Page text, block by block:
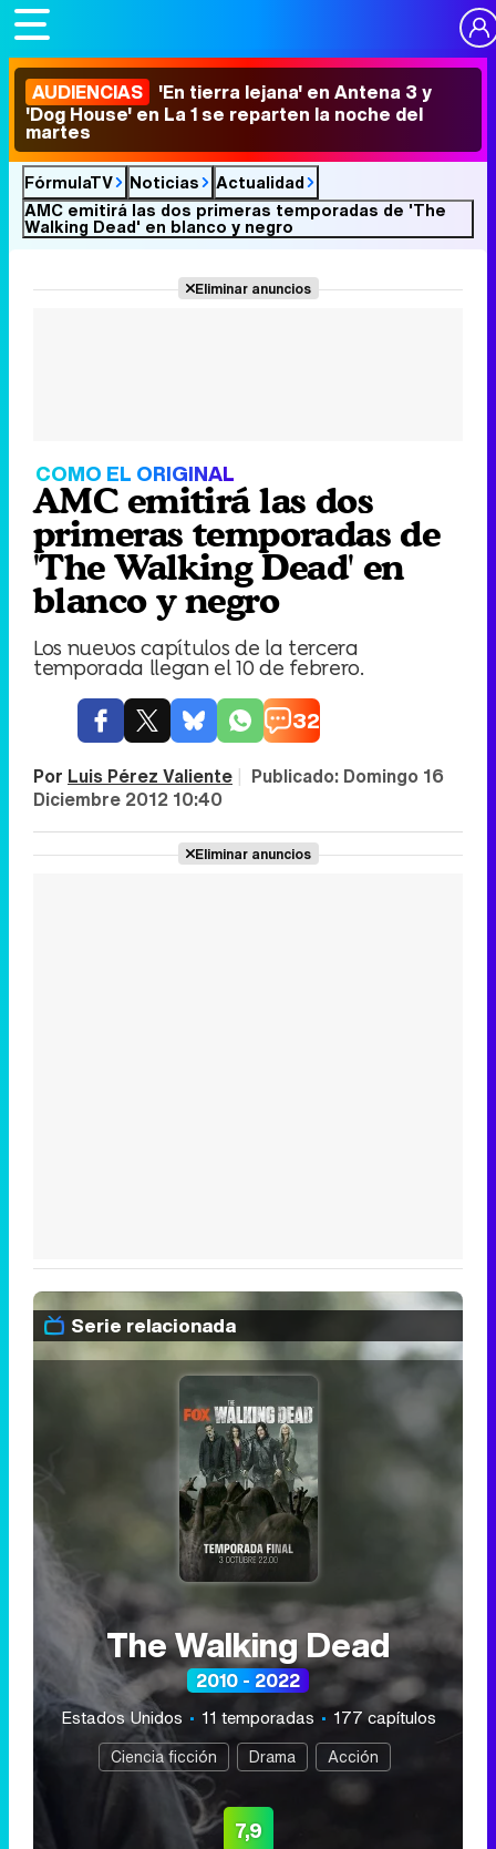
AUDIENCIAS 'En tierra lejana' en Antena 3 y
'Dog House' en La 1 se reparten la noche del
martes
FórmulaTV Noticias
Actualidad
AMC emitirá las dos primeras temporadas de 'The
Walking Dead' en blanco y negro
Eliminar anuncios
COMO EL ORIGINAL
AMC emitirá las dos
primeras temporadas de
'The Walking Dead' en
blanco y negro
Los nuevos capítulos de la tercera
temporada llegan el 10 de febrero.
32
Por Luis Pérez Valiente | Publicado: Domingo 16
Diciembre 2012 10:40
Eliminar anuncios
Serie relacionada
The Walking Dead
2010 - 2022
Estados Unidos 11 temporadas 177 capítulos
Ciencia ficción Drama Acción
7,9